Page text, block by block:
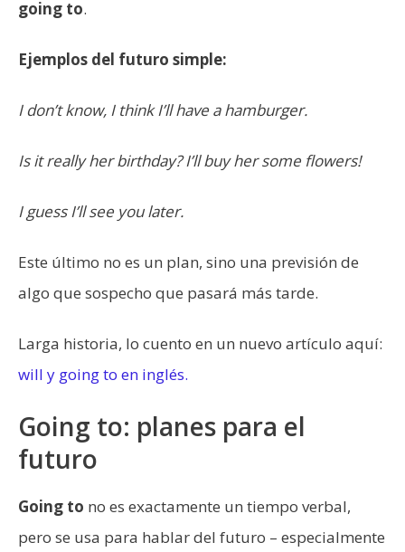
going to.
Ejemplos del futuro simple:
I don’t know, I think I’ll have a hamburger.
Is it really her birthday? I’ll buy her some flowers!
I guess I’ll see you later.
Este último no es un plan, sino una previsión de
algo que sospecho que pasará más tarde.
Larga historia, lo cuento en un nuevo artículo aquí:
will y going to en inglés.
Going to: planes para el
futuro
Going to no es exactamente un tiempo verbal,
pero se usa para hablar del futuro – especialmente